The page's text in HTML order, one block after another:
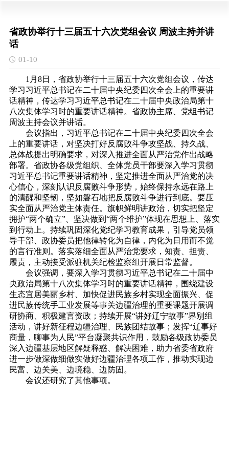
省政协举行十三届五十六次党组会议 周波主持并讲
话
01-10
1月8日，省政协举行十三届五十六次党组会议，传达
学习习近平总书记在二十届中央纪委四次全会上的重要讲
话精神，传达学习习近平总书记在二十届中央政治局第十
八次集体学习时的重要讲话精神。省政协主席、党组书记
周波主持会议并讲话。
会议指出，习近平总书记在二十届中央纪委四次全会
上的重要讲话，对坚决打好反腐败斗争攻坚战、持久战、
总体战提出明确要求，对深入推进全面从严治党作出战略
部署。省政协各级党组织、全体党员干部要深入学习贯彻
习近平总书记重要讲话精神，坚定推进全面从严治党的决
心信心，深刻认识反腐败斗争形势，始终保持永远在路上
的清醒和坚韧，坚如磐石地把反腐败斗争进行到底。要压
实全面从严治党主体责任。旗帜鲜明讲政治，切实把坚定
拥护“两个确立”、坚决做到“两个维护”体现在思想上、落实
到行动上。持续巩固深化党纪学习教育成果，引导党员领
导干部、政协委员把他律转化为自律，内化为日用而不觉
的言行准则。落实落细全面从严治党要求，知责、担责、
履责，主动接受派驻机关纪检监察组开展日常监督。
会议强调，要深入学习贯彻习近平总书记在二十届中
央政治局第十八次集体学习时的重要讲话精神，围绕建设
生态宜居美丽乡村、加快促进民族乡村实现全面振兴、促
进民族传统手工业发展等事关边疆治理的重要课题开展调
研协商、积极建言资政；持续开展“讲好辽宁故事”界别组
活动，讲好新征程边疆治理、民族团结故事；发挥“辽事好
商量，聊事为人民”平台凝聚共识作用，鼓励各级政协委员
深入边疆基层地区解疑释惑、解决困难，助力省委省政府
进一步做深做细做实做好边疆治理各项工作，推动实现边
民富、边关美、边境稳、边防固。
会议还研究了其他事项。